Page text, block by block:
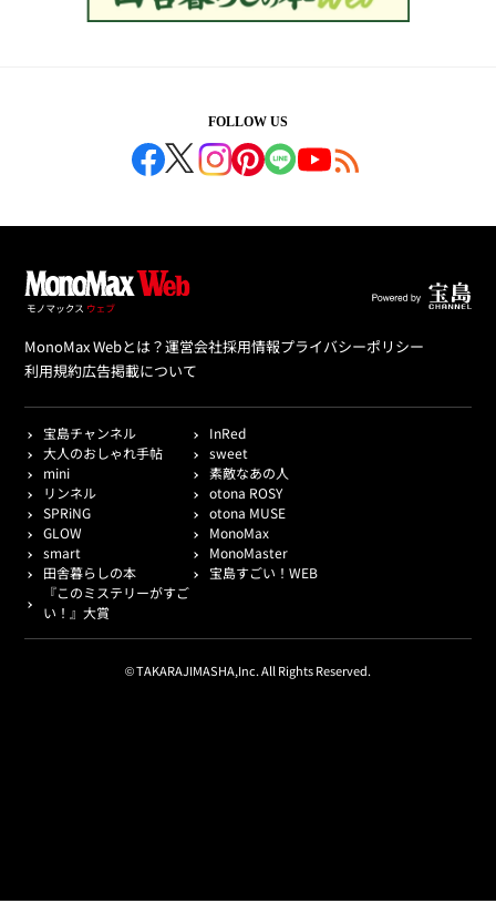
FOLLOW US
MonoMax Webとは？運営会社採用情報プライバシーポリシー
利用規約広告掲載について
宝島チャンネル
InRed
大人のおしゃれ手帖
sweet
mini
素敵なあの人
リンネル
otona ROSY
SPRiNG
otona MUSE
GLOW
MonoMax
smart
MonoMaster
田舎暮らしの本
宝島すごい！WEB
『このミステリーがすご
い！』大賞
© TAKARAJIMASHA,Inc. All Rights Reserved.